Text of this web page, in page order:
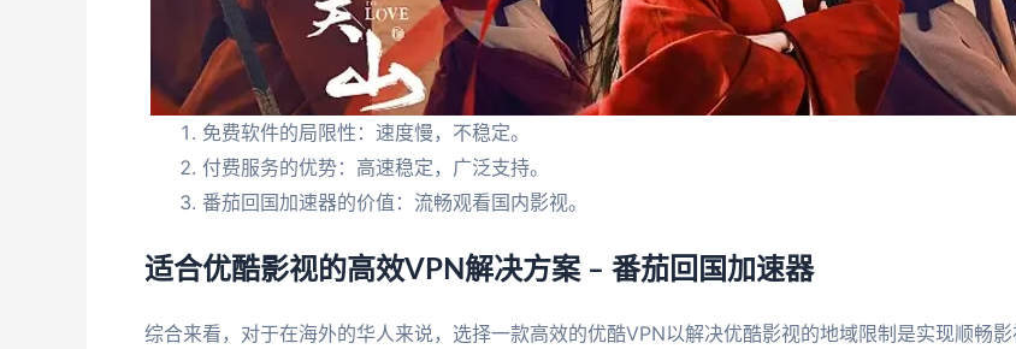
免费软件的局限性：速度慢，不稳定。
付费服务的优势：高速稳定，广泛支持。
番茄回国加速器的价值：流畅观看国内影视。
适合优酷影视的高效VPN解决方案 – 番茄回国加速器
综合来看，对于在海外的华人来说，选择一款高效的优酷VPN以解决优酷影视的地域限制是实现顺畅